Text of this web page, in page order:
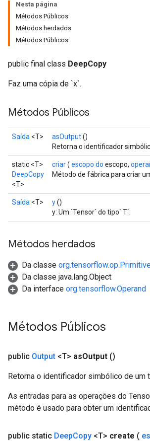
Nesta página
Métodos Públicos
Métodos herdados
Métodos Públicos
public final class DeepCopy
Faz uma cópia de `x`.
Métodos Públicos
Saída <T> asOutput()
Retorna o identificador
static <T>
DeepCopy
<T>
criar( escopo do escopo,
Método de fábrica para criar
Saída <T> y()
y: Um `Tensor` do tipo` T`.
Métodos herdados
Da classe
Da classe java.lang.Object
Da interface org.tensorflow.Operand
Métodos Públicos
public Output <T> asOutput ()
Retorna o identificador simbólico de um
As entradas para as operações do
método é usado para obter um
public static DeepCopy <T> create (